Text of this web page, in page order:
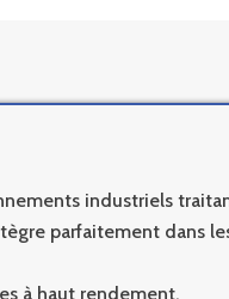
industriels
parfaitement dans
à haut rendement.